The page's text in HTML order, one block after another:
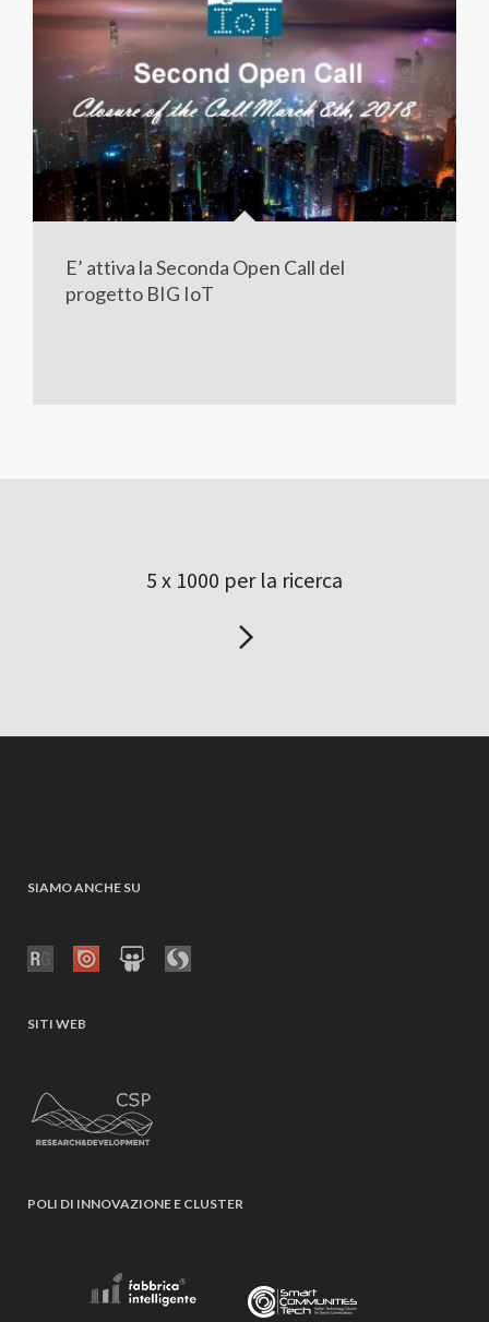
E’ attiva la Seconda Open Call del
progetto BIG IoT
5 x 1000 per la ricerca
SIAMO ANCHE SU
SITI WEB
POLI DI INNOVAZIONE E CLUSTER